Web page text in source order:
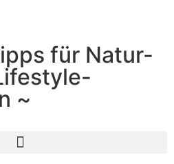
für Natur-
~